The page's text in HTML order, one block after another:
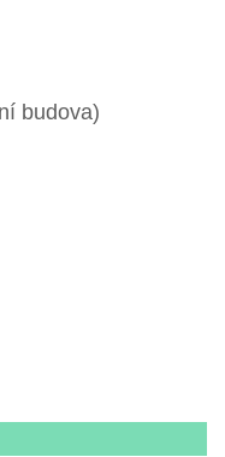
budova)